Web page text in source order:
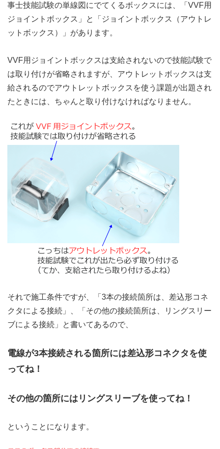
事士技能試験の単線図にでてくるボックスには、「VVF用
ジョイントボックス」と「ジョイントボックス（アウトレ
ットボックス）」があります。
VVF用ジョイントボックスは支給されないので技能試験で
は取り付けが省略されますが、アウトレットボックスは支
給されるのでアウトレットボックスを使う課題が出題され
たときには、ちゃんと取り付けなければなりません。
それで施工条件ですが、「3本の接続箇所は、差込形コネ
クタによる接続」、「その他の接続箇所は、リングスリー
ブによる接続」と書いてあるので、
電線が3本接続される箇所には差込形コネクタを使
ってね！
その他の箇所にはリングスリーブを使ってね！
ということになります。